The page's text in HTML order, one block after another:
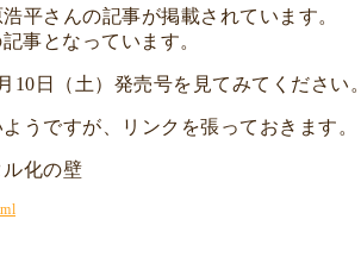
平さんの記事が掲載されています。
事となっています。
10日（土）発売号を見てみてください。
うですが、リンクを張っておきます。
化の壁